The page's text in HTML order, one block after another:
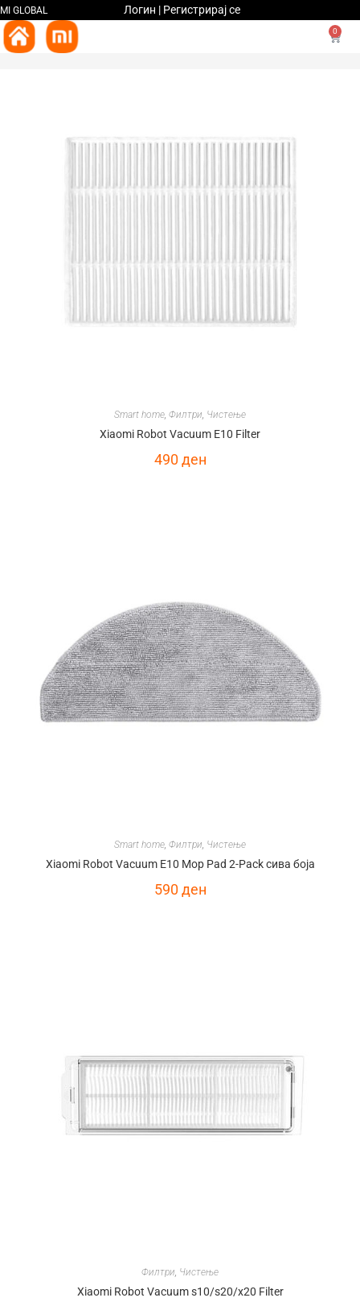
MI GLOBAL Логин | Регистрирај се
0
Smart home, Филтри, Чистење
Xiaomi Robot Vacuum E10 Filter
490ден
Smart home, Филтри, Чистење
Xiaomi Robot Vacuum E10 Mop Pad 2-Pack сива боја
590ден
Филтри, Чистење
Xiaomi Robot Vacuum s10/s20/x20 Filter